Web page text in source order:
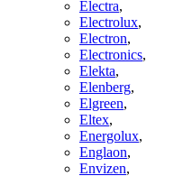
Electra,
Electrolux,
Electron,
Electronics,
Elekta,
Elenberg,
Elgreen,
Eltex,
Energolux,
Englaon,
Envizen,